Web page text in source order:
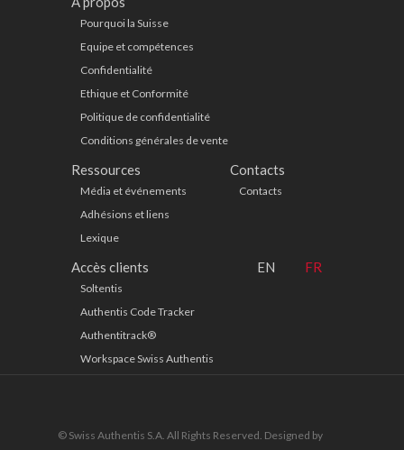
Pourquoi la Suisse
Equipe et compétences
Confidentialité
Ethique et Conformité
Politique de confidentialité
Conditions générales de vente
Ressources
Média et événements
Adhésions et liens
Lexique
Contacts
Contacts
Accès clients
Soltentis
Authentis Code Tracker
Authentitrack®
Workspace Swiss Authentis
EN FR
© Swiss Authentis S.A. All Rights Reserved. Designed by